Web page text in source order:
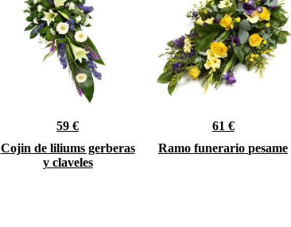
59 €
Cojin de liliums gerberas
y claveles
61 €
Ramo funerario pesame